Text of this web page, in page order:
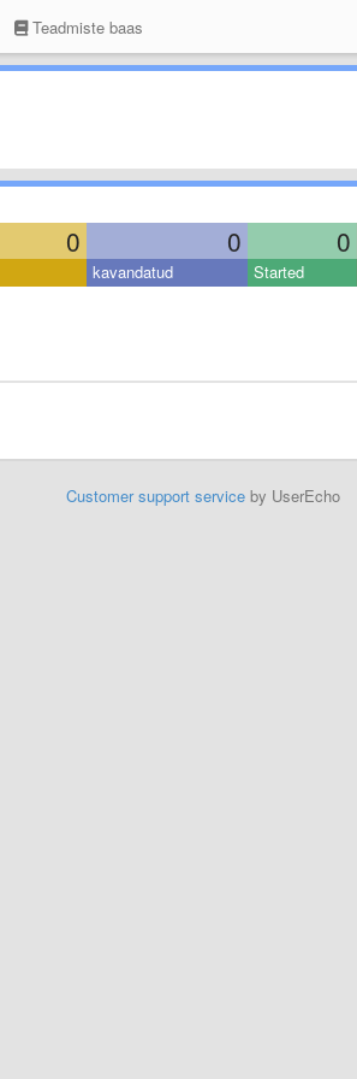
Teadmiste baas
0 0 0
kavandatud Started
Customer support serviceby UserEcho